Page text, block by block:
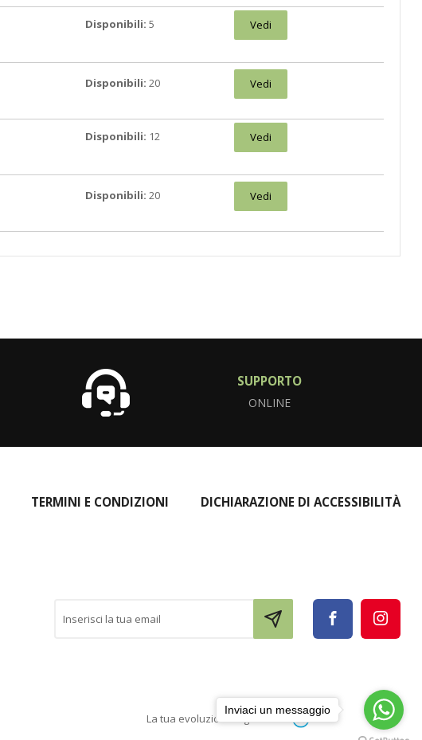
Disponibili: 5 Vedi
Disponibili: 20 Vedi
Disponibili: 12 Vedi
Disponibili: 20 Vedi
SUPPORTO
ONLINE
TERMINI E CONDIZIONI DICHIARAZIONE DI ACCESSIBILITÀ
La tua evoluzione digitale con
Inviaci un messaggio